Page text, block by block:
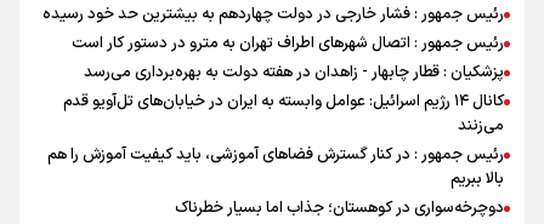
رئیس جمهور : فشار خارجی در دولت چهاردهم به بیشترین حد خود رسیده
رئیس جمهور : اتصال شهرهای اطراف تهران به مترو در دستور کار است
پزشکیان : قطار چابهار - زاهدان در هفته دولت به بهره‌برداری می‌رسد
کانال ۱۴ رژیم اسرائیل: عوامل وابسته به ایران در خیابان‌های تل‌آویو قدم
می‌زنند
رئیس جمهور : در کنار گسترش فضاهای آموزشی، باید کیفیت آموزش را هم
بالا ببریم
دوچرخه‌سواری در کوهستان؛ جذاب اما بسیار خطرناک